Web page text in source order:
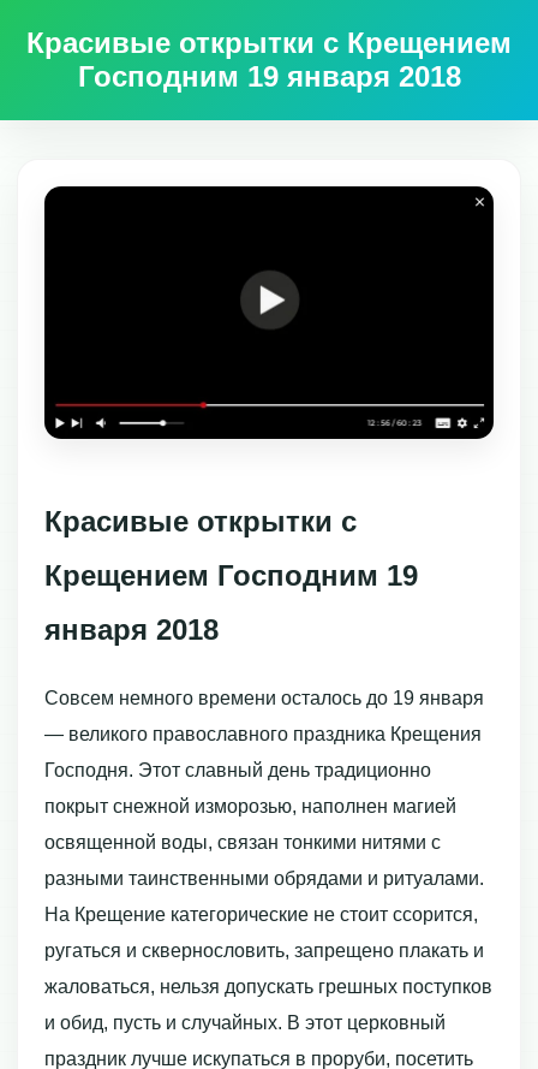
Красивые открытки с Крещением
Господним 19 января 2018
Красивые открытки с
Крещением Господним 19
января 2018
Совсем немного времени осталось до 19 января
— великого православного праздника Крещения
Господня. Этот славный день традиционно
покрыт снежной изморозью, наполнен магией
освященной воды, связан тонкими нитями с
разными таинственными обрядами и ритуалами.
На Крещение категорические не стоит ссорится,
ругаться и сквернословить, запрещено плакать и
жаловаться, нельзя допускать грешных поступков
и обид, пусть и случайных. В этот церковный
праздник лучше искупаться в проруби, посетить